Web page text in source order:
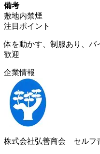
備考
敷地内禁煙
注目ポイント
体を動かす、制服あり、
歓迎
企業情報
株式会社弘善商会 セルフ